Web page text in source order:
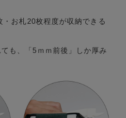
・お札20枚程度が収納できる
も、「5ｍｍ前後」しか厚み